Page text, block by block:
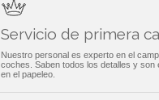
Servicio de primera
Nuestro personal es experto en el
coches. Saben todos los detalles y son
en el papeleo.